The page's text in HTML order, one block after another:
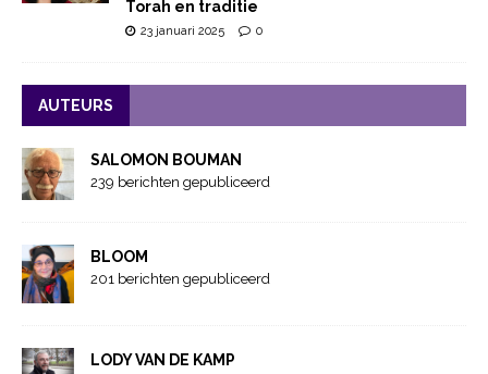
Torah en traditie
23 januari 2025 0
AUTEURS
SALOMON BOUMAN
239 berichten gepubliceerd
BLOOM
201 berichten gepubliceerd
LODY VAN DE KAMP